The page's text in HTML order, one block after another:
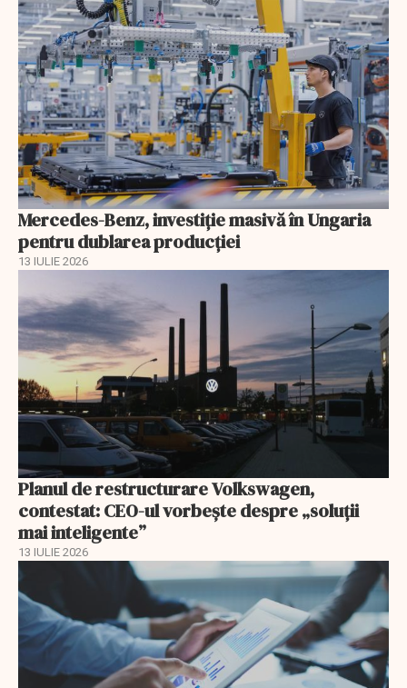
Mercedes-Benz, investiție masivă în Ungaria
pentru dublarea producției
13 IULIE 2026
Planul de restructurare Volkswagen,
contestat: CEO-ul vorbește despre „soluții
mai inteligente”
13 IULIE 2026